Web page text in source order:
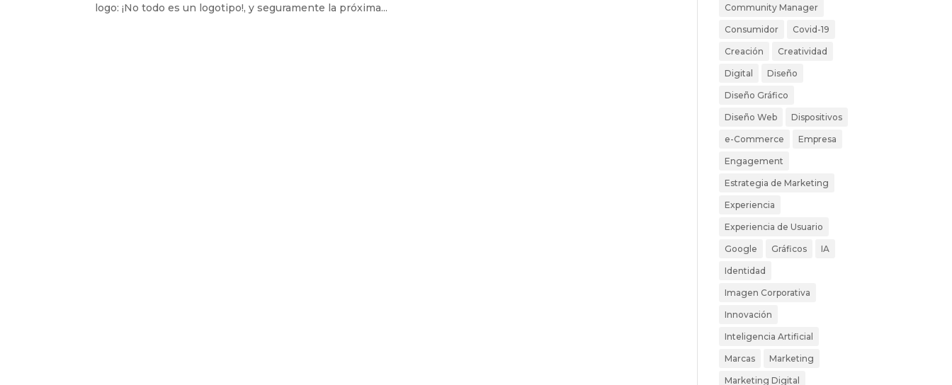
logo: ¡No todo es un logotipo!, y seguramente la próxima...
Community Manager
Consumidor Covid-19
Creación Creatividad
Digital Diseño
Diseño Gráfico
Diseño Web Dispositivos
e-Commerce Empresa
Engagement
Estrategia de Marketing
Experiencia
Experiencia de Usuario
Google Gráficos IA
Identidad
Imagen Corporativa
Innovación
Inteligencia Artificial
Marcas Marketing
Marketing Digital